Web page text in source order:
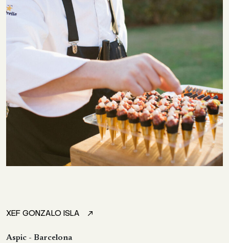
XEF GONZALO ISLA
Aspic - Barcelona